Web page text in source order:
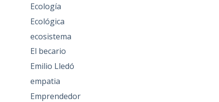
Ecología
Ecológica
ecosistema
El becario
Emilio Lledó
empatia
Emprendedor